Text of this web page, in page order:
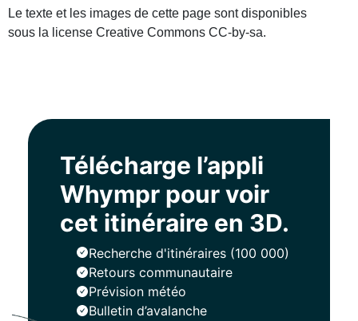
Le texte et les images de cette page sont disponibles
sous la license Creative Commons CC-by-sa.
Télécharge l’appli
Whympr pour voir
cet itinéraire en 3D.
Recherche d'itinéraires (100 000)
Retours communautaire
Prévision météo
Bulletin d’avalanche